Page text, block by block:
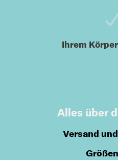
Ihrem
Alles über
Versand